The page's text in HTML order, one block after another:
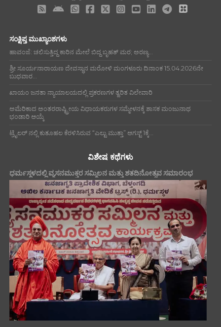
ಸಂಕ್ಷಿಪ್ತ ಮುಖ್ಯಾಂಶಗಳು
ಹಾವಂಜೆ: ಚಲಿಸುತ್ತಿದ್ದ ಕಾರಿನ ಮೇಲೆ ಬಿದ್ದ ಬೃಹತ್ ಮರ; ಅರಣ್ಯ...
ಶ್ರೀ ಸೂರ್ಯನಾರಾಯಣ ದೇವಸ್ಥಾನ ಮರೋಳಿ ಮಂಗಳೂರು ದಿನಾಂಕ 15.04.2026ನೇ
ಬುಧವಾರ...
ಖಾಯಂ ಜನತಾ ನ್ಯಾಯಾಲಯದಲ್ಲಿ ಪ್ರಕರಣಗಳ ತ್ವರಿತ ವಿಲೇವಾರಿ
ಅಮೆರಿಕಾದ ಅಂತರರಾಷ್ಟ್ರೀಯ ವಿಧಾಯಕರುಗಳ ಸಮ್ಮೇಳನಕ್ಕೆ ಶಾಸಕ ಮಂಜುನಾಥ
ಭಂಡಾರಿ ಆಯ್ಕೆ
ಟ್ರೈಲರ್ ನಲ್ಲಿ ಕುತೂಹಲ ಕೆರಳಿಸಿರುವ “ಎಲ್ಟು ಮುತ್ತಾ” ಆಗಸ್ಟ್ 1ಕ್ಕೆ...
ವಿಶೇಷ ಕಥೆಗಳು
ಧರ್ಮಸ್ಥಳದಲ್ಲಿ ವ್ಯಸನಮುಕ್ತರ ಸಮ್ಮಿಲನ ಮತ್ತು ಶತದಿನೋತ್ಸವ ಸಮಾರಂಭ